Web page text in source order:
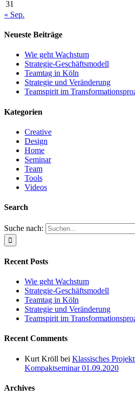
31
« Sep.
Neueste Beiträge
Wie geht Wachstum
Strategie-Geschäftsmodell
Teamtag in Köln
Strategie und Veränderung
Teamspirit im
Kategorien
Creative
Design
Home
Seminar
Team
Tools
Videos
Search
Suche nach:
Recent Posts
Wie geht Wachstum
Strategie-Geschäftsmodell
Teamtag in Köln
Strategie und Veränderung
Teamspirit im
Recent Comments
Kurt Kröll bei Klassisches
Kompaktseminar 01.09.2020
Archives